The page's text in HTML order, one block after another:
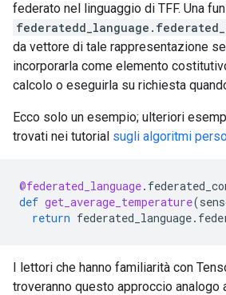
federato nel linguaggio di TFF. Una
da vettore di tale rappresentazione
incorporarla come elemento
calcolo o eseguirla su richiesta
Ecco solo un esempio; ulteriori
trovati nei tutorial sugli algoritmi
@federated_language.
def get_average_temperature(
return federated_language.
I lettori che hanno familiarità con
troveranno questo approccio analogo